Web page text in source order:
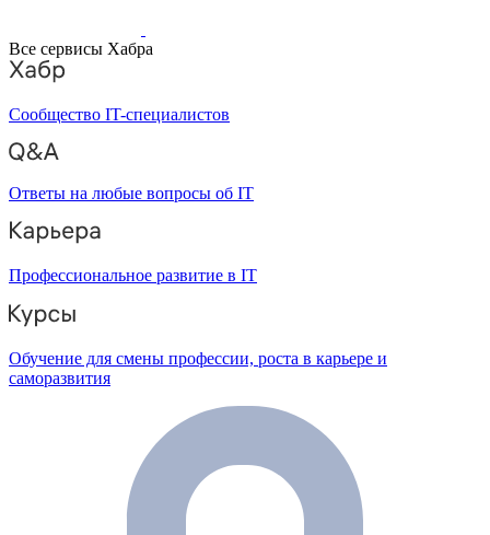
Все сервисы Хабра
Сообщество IT-специалистов
Ответы на любые вопросы об IT
Профессиональное развитие в IT
Обучение для смены профессии, роста в карьере и
саморазвития